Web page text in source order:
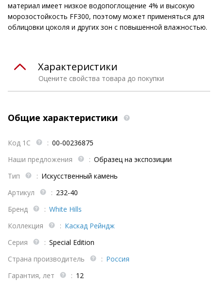
материал имеет низкое водопоглощение 4% и высокую
морозостойкость FF300, поэтому может применяться для
облицовки цоколя и других зон с повышенной влажностью.
Оцените свойства товара до покупки
Характеристики
Общие характеристики
Код 1С : 00-00236875
Наши предложения
: Образец на экспозиции
Тип
: Искусственный камень
Артикул
: 232-40
Бренд
: White Hills
Коллекция
: Каскад Рейндж
Серия
: Special Edition
Страна производитель
: Россия
Гарантия, лет
: 12